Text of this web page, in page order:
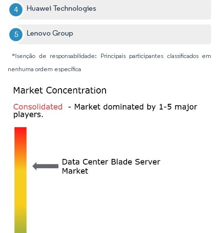
Huawei Technologies
Lenovo Group
*Isenção de responsabilidade: Principais participantes classificados em
nenhuma ordem específica